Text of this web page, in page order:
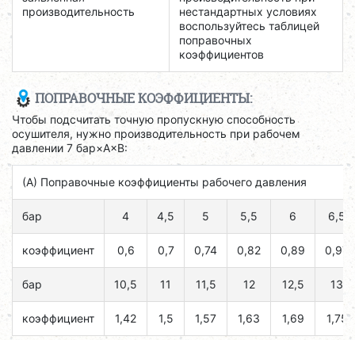
производительность
нестандартных условиях
воспользуйтесь таблицей
поправочных
коэффициентов
ПОПРАВОЧНЫЕ КОЭФФИЦИЕНТЫ:
Чтобы подсчитать точную пропускную способность
осушителя, нужно производительность при рабочем
давлении 7 бар×A×B:
(А) Поправочные коэффициенты рабочего давления
бар 4 4,5 5 5,5 6 6,5
коэффициент 0,6 0,7 0,74 0,82 0,89 0,97
бар 10,5 11 11,5 12 12,5 13
коэффициент 1,42 1,5 1,57 1,63 1,69 1,75